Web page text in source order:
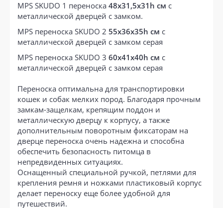
MPS SKUDO 1 переноска 48х31,5х31h см с
металлической дверцей с замком.
MPS переноска SKUDO 2 55х36х35h см с
металлической дверцей с замком серая
MPS переноска SKUDO 3 60х41х40h см с
металлической дверцей с замком серая
Переноска оптимальна для транспортировки
кошек и собак мелких пород. Благодаря прочным
замкам-защелкам, крепящим поддон и
металлическую дверцу к корпусу, а также
дополнительным поворотным фиксаторам на
дверце переноска очень надежна и способна
обеспечить безопасность питомца в
непредвиденных ситуациях.
Оснащенный специальной ручкой, петлями для
крепления ремня и ножками пластиковый корпус
делает переноску еще более удобной для
путешествий.